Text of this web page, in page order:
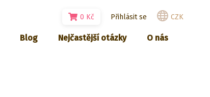
Blog Nejčastější otázky O nás
0 Kč Přihlásit se CZK